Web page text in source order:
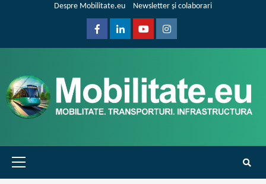
Despre Mobilitate.eu Newsletter și colaborari
FacebookLinkedinYoutubeInstagram
Primary
Menu